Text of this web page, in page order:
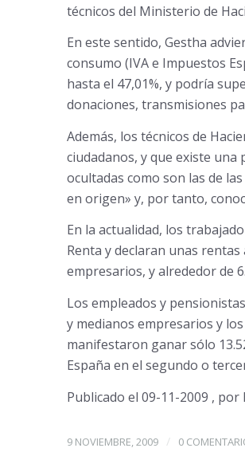
técnicos del Ministerio de
En este sentido, Gestha
consumo (IVA e Impuestos
hasta el 47,01%, y podría
donaciones, transmisiones
Además, los técnicos de
ciudadanos, y que existe
ocultadas como son las de
en origen» y, por tanto,
En la actualidad, los
Renta y declaran unas
empresarios, y alrededor de
Los empleados y
y medianos empresarios y
manifestaron ganar sólo
España en el segundo o
Publicado el 09-11-2009 , por
9 NOVIEMBRE, 2009 / 0